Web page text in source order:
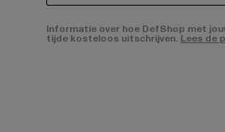
Informatie over hoe DefShop met
tijde kosteloos uitschrijven. Lees de